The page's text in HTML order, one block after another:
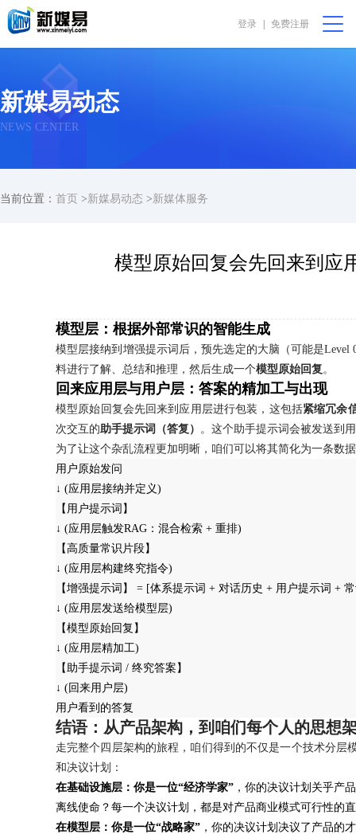
登录 免费注册
会员中心
首页
直播助农
我要求购
24小时服务热线：
新媒易动态
NEWS CENTER
当前位置： 首页 >新媒易动态 >新媒体服务
模型原始回复会先回来到应
模型层：根据外部常识的智能生成
模型层接纳到增强提示词后，预先选定的大脑（可能是
料进行了解、总结和推理，然后生成一个模型原始回复。
回来应用层与用户层：答案的精加工与出现
模型原始回复会先回来到应用层进行包装，这包括紧缩冗余
次交互的助手提示词（答复） 。这个助手提示词会被发送到
为了让这个杂乱流程更加明晰，咱们可以将其简化为一条数
用户原始发问
↓ (应用层接纳并定义)
【用户提示词】
↓ (应用层触发RAG：混合检索 + 重排)
【高质量常识片段】
↓ (应用层构建终究指令)
【增强提示词】 = [体系提示词 + 对话历史 + 用户提示词 +
↓ (应用层发送给模型层)
【模型原始回复】
↓ (应用层精加工)
【助手提示词 / 终究答案】
↓ (回来用户层)
用户看到的答复
结语：从产品架构，到咱们每个人的思想
走完整个四层架构的旅程，咱们得到的不仅是一个技术分
和决议计划：
在基础设施层：你是一位“经济学家” ，你的决议计划关乎产
离线使命？每一个决议计划，都是对产品商业模式可行性的
在模型层：你是一位“战略家” ，你的决议计划决议了产品的